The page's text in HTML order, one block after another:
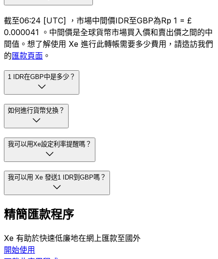
截至06:24 [UTC] ，市場中間價IDR至GBP為Rp 1 = £
0.000041 。中間價是全球貨幣市場買入價和賣出價之間的中
間值。想了解使用 Xe 進行此轉帳需要多少費用，請造訪我們
的匯款頁面 。
1 IDR在GBP中是多少？
如何進行貨幣兌換？
我可以用Xe設定利率提醒嗎？
我可以用 Xe 發送1 IDR到GBP嗎？
精簡匯款程序
Xe 有助於快速低廉地在網上匯款至國外
開始使用